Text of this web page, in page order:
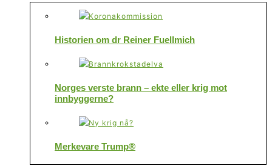
Historien om dr Reiner Fuellmich
Norges verste brann – ekte eller krig mot
innbyggerne?
Merkevare Trump®